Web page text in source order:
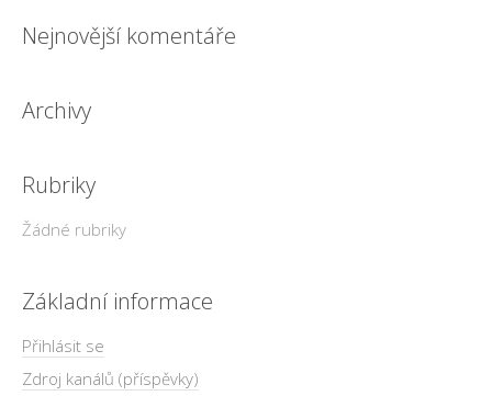
Nejnovější komentáře
Archivy
Rubriky
Žádné rubriky
Základní informace
Přihlásit se
Zdroj kanálů (příspěvky)